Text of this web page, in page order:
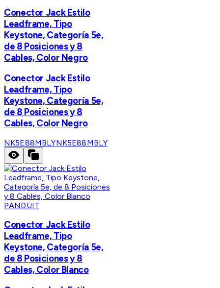
Conector Jack Estilo
Leadframe, Tipo
Keystone, Categoría 5e,
de 8 Posiciones y 8
Cables, Color Negro
Conector Jack Estilo
Leadframe, Tipo
Keystone, Categoría 5e,
de 8 Posiciones y 8
Cables, Color Negro
NK5E88MBLYNK5E88MBLY
PANDUIT
Conector Jack Estilo
Leadframe, Tipo
Keystone, Categoría 5e,
de 8 Posiciones y 8
Cables, Color Blanco